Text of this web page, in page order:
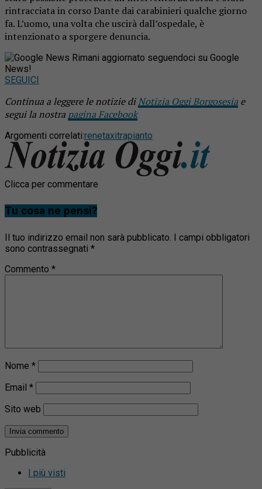
rintracciata in corso Dante dai carabinieri qualche giorno
fa. L’uomo, una volta che uscirà dall’ospedale, è
intenzionato a sporgere denuncia.
Rimani aggiornato seguendoci su Google
News!
SEGUICI
Continua a leggere le notizie diNotizia Oggi Borgosesia e
segui la nostra pagina Facebook
Argomenti correlati:renetaxitrapianto
Clicca per commentare
Tu cosa ne pensi?
Il tuo indirizzo email non sarà pubblicato. I campi obbligatori
sono contrassegnati *
Commento *
Nome *
Email *
Sito web
Pubblicità
I più visti